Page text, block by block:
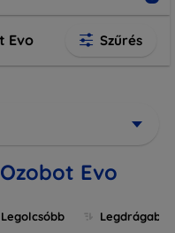
Evo Szűrés
Evo
Legolcsóbb Legdrágabb